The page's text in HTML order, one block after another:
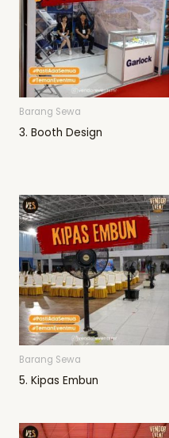
Barang Sewa
3. Booth Design
Barang Sewa
5. Kipas Embun